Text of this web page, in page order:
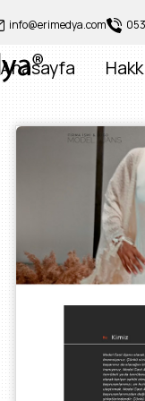
info@erimedya.com
Anasayfa